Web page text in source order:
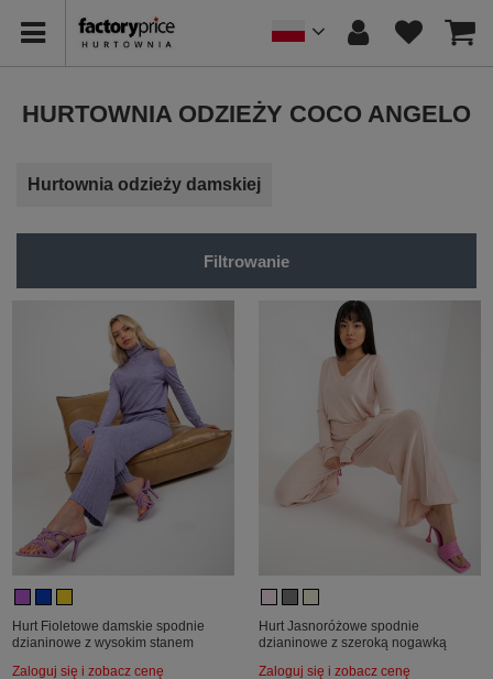
HURTOWNIA ODZIEŻY COCO ANGELO
Hurtownia odzieży damskiej
Filtrowanie
Hurt Fioletowe damskie spodnie
dzianinowe z wysokim stanem
Zaloguj się i zobacz cenę
Hurt Jasnoróżowe spodnie
dzianinowe z szeroką nogawką
Zaloguj się i zobacz cenę